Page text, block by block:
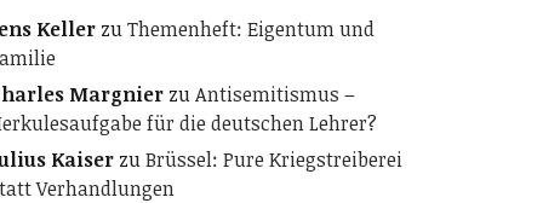
KellerzuThemenheft: Eigentum und
MargnierzuAntisemitismus –
für die deutschen Lehrer?
KaiserzuBrüssel: Pure Kriegstreiberei
Verhandlungen